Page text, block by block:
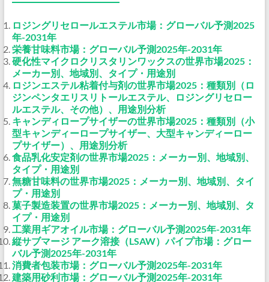
ロジングリセロールエステル市場：グローバル予測2025
年-2031年
栄養甘味料市場：グローバル予測2025年-2031年
硬化性マイクロクリスタリンワックスの世界市場2025：
メーカー別、地域別、タイプ・用途別
ロジンエステル粘着付与剤の世界市場2025：種類別（ロ
ジンペンタエリスリトールエステル、ロジングリセロー
ルエステル、その他）、用途別分析
キャンディロープサイザーの世界市場2025：種類別（小
型キャンディーロープサイザー、大型キャンディーロー
プサイザー）、用途別分析
食品乳化安定剤の世界市場2025：メーカー別、地域別、
タイプ・用途別
無糖甘味料の世界市場2025：メーカー別、地域別、タイ
プ・用途別
菓子製造装置の世界市場2025：メーカー別、地域別、タ
イプ・用途別
工業用ギアオイル市場：グローバル予測2025年-2031年
縦サブマージ アーク溶接（LSAW）パイプ市場：グロー
バル予測2025年-2031年
消費者包装市場：グローバル予測2025年-2031年
建築用砂利市場：グローバル予測2025年-2031年